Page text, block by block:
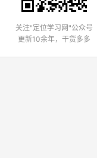
关注"定位学习网"公众号
更新10余年，干货多多